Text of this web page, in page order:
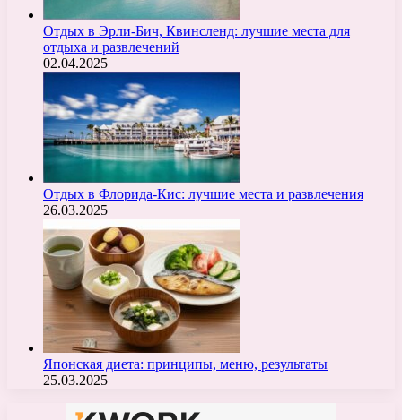
Отдых в Эрли-Бич, Квинсленд: лучшие места для
отдыха и развлечений
02.04.2025
Отдых в Флорида-Кис: лучшие места и развлечения
26.03.2025
Японская диета: принципы, меню, результаты
25.03.2025